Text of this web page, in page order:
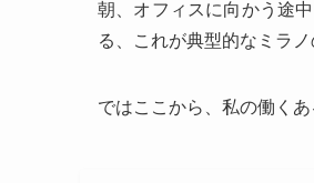
朝、オフィスに向かう途
る、これが典型的なミラノ
ではここから、私の働くあ